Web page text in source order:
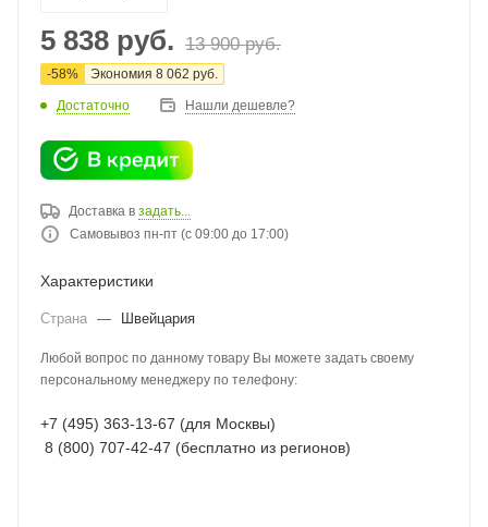
5 838 руб. 13 900руб.
-58% Экономия 8 062 руб.
Достаточно Нашли дешевле?
Доставка в задать...
Самовывоз пн-пт (с 09:00 до 17:00)
Характеристики
Страна — Швейцария
Любой вопрос по данному товару Вы можете задать своему
персональному менеджеру по телефону:
+7 (495) 363-13-67 (для Москвы)
8 (800) 707-42-47 (бесплатно из регионов)